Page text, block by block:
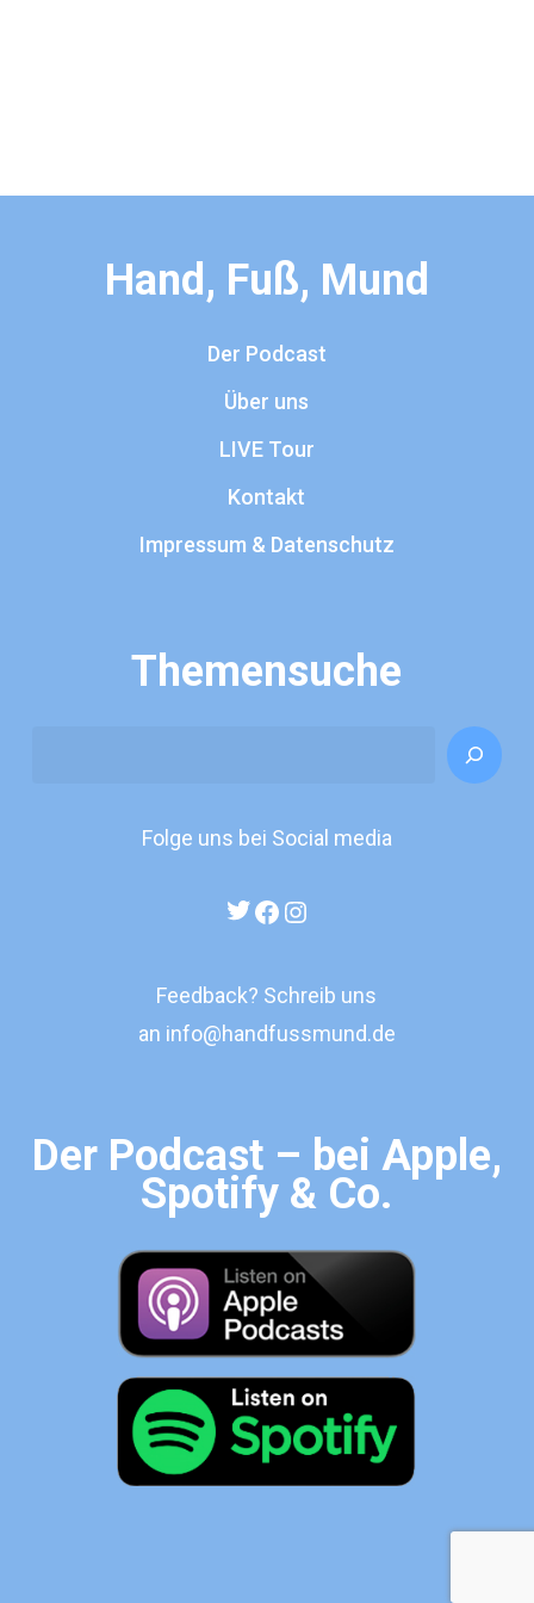
Hand, Fuß, Mund
Der Podcast
Über uns
LIVE Tour
Kontakt
Impressum & Datenschutz
Themensuche
Folge uns bei Social media
Twitter
Facebook
Feedback? Schreib uns
an info@handfussmund.de
Der Podcast – bei Apple,
Spotify & Co.